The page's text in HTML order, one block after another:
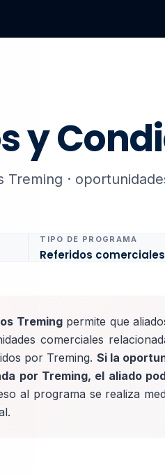
y
Treming ·
TIPO DE PROGRAMA
Referidos comerciales
Tremingpermite que
comerciales
por Treming. Si la
por Treming, el aliado
al programa se realiza